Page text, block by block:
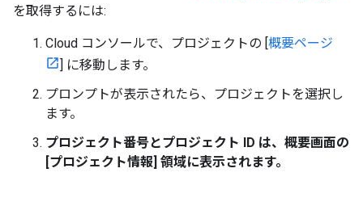
を取得するには:
Cloud コンソールで、プロジェクトの [概要ページ
] に移動します。
プロンプトが表示されたら、プロジェクトを選択し
ます。
プロジェクト番号とプロジェクト ID は、概要画面の
[プロジェクト情報] 領域に表示されます。